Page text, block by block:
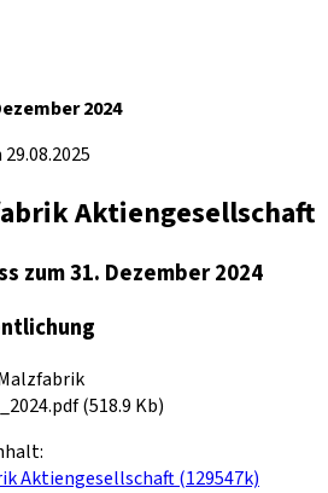
2024
Aktiengesellschaft
zum 31. Dezember 2024
(518.9 Kb)
Aktiengesellschaft (129547k)